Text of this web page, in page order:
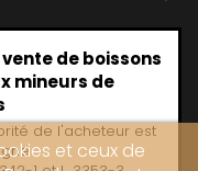
de boissons
mineurs de
de l'acheteur est
et ceux de